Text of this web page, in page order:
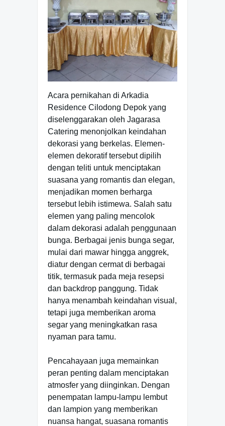
Acara pernikahan di Arkadia
Residence Cilodong Depok yang
diselenggarakan oleh Jagarasa
Catering menonjolkan keindahan
dekorasi yang berkelas. Elemen-
elemen dekoratif tersebut dipilih
dengan teliti untuk menciptakan
suasana yang romantis dan elegan,
menjadikan momen berharga
tersebut lebih istimewa. Salah satu
elemen yang paling mencolok
dalam dekorasi adalah penggunaan
bunga. Berbagai jenis bunga segar,
mulai dari mawar hingga anggrek,
diatur dengan cermat di berbagai
titik, termasuk pada meja resepsi
dan backdrop panggung. Tidak
hanya menambah keindahan visual,
tetapi juga memberikan aroma
segar yang meningkatkan rasa
nyaman para tamu.
Pencahayaan juga memainkan
peran penting dalam menciptakan
atmosfer yang diinginkan. Dengan
penempatan lampu-lampu lembut
dan lampion yang memberikan
nuansa hangat, suasana romantis